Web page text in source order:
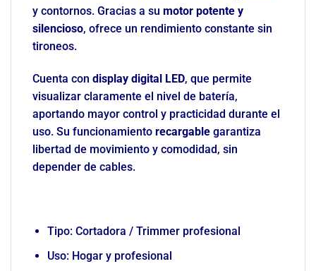
y contornos. Gracias a su motor potente y
silencioso, ofrece un rendimiento constante sin
tironeos.
Cuenta con display digital LED, que permite
visualizar claramente el nivel de batería,
aportando mayor control y practicidad durante el
uso. Su funcionamiento recargable garantiza
libertad de movimiento y comodidad, sin
depender de cables.
Tipo: Cortadora / Trimmer profesional
Uso: Hogar y profesional